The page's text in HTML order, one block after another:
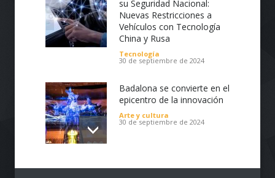
lo último en sistema de gestión de
contenidos (CMS), plugins, tecnologías API y
e-Commerce. Creación de páginas Web de
todo tipo, corporativas o personales,
portafolios, tiendas virtuales, blogs y
su Seguridad Nacional:
Nuevas Restricciones a
Vehículos con Tecnología
China y Rusa
Tecnología
30 de septiembre de 2024
Badalona se convierte en el
epicentro de la innovación
Arte y cultura
30 de septiembre de 2024
Impulsa tu Negocio con